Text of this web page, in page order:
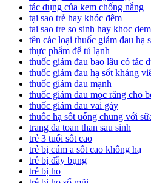
tác dụng của kem chống nắng
tại sao trẻ hay khóc đêm
tai sao tre so sinh hay khoc dem
tên các loại thuốc giảm đau hạ
thực phẩm để tủ lạnh
thuốc giảm đau bao lâu có tác
thuốc giảm đau hạ sốt kháng
thuốc giảm đau mạnh
thuốc giảm đau mọc răng cho
thuốc giảm đau vai gáy
thuốc hạ sốt uống chung với
trang da toan than sau sinh
trẻ 3 tuổi sốt cao
trẻ bị cúm a sốt cao không hạ
trẻ bị đầy bụng
trẻ bị ho